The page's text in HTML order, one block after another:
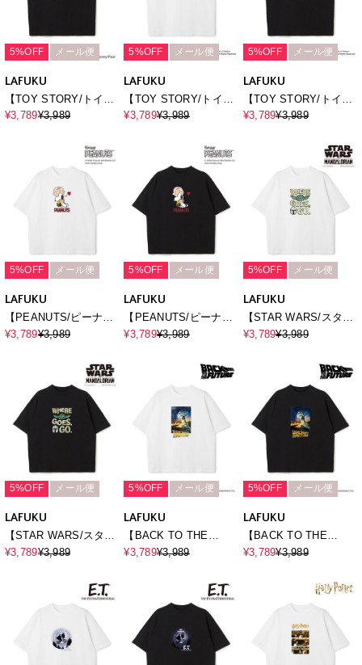
5%OFF メール便
LAFUKU
【TOY STORY/トイ・
ストーリー】エイリア
メン/半袖Tシャツ /
Over Harf Sleeve T-
shirt《UNISEX》
¥3,789¥3,989
5%OFF メール便
LAFUKU
【TOY STORY/トイ・
ストーリー】Movieグ
Over Harf Sleeve
shirt《UNISEX》
¥3,789¥3,989
5%OFF メール便
LAFUKU
【TOY STORY/トイ・
ストーリー】Movieグ
shirt《UNISEX》
¥3,789¥3,989
5%OFF メール便
LAFUKU
【PEANUTS/ピーナッ
ツ】SNOOPY/スヌー
ツ / Over Harf Sleeve
T-shirt《UNISEX》
¥3,789¥3,989
5%OFF メール便
LAFUKU
【PEANUTS/ピーナッ
ツ】SNOOPY/スヌー
ツ / Over Harf Sleeve
T-shirt《UNISEX》
¥3,789¥3,989
5%OFF メール便
LAFUKU
【STAR WARS/スター
ウォーズ】マンダロリ
グー半袖Tシャツ /
Over Harf Sleeve T-
shirt《UNISEX》
¥3,789¥3,989
5%OFF メール便
LAFUKU
【STAR WARS/スター
ウォーズ】マンダロリ
グー半袖Tシャツ /
Over Harf Sleeve T-
shirt《UNISEX》
¥3,789¥3,989
5%OFF メール便
LAFUKU
【BACK TO THE
FUTURE/バック・ト
ー】ヴィンテージライ
ク半袖Tシャツ / Over
Harf Sleeve T-
shirt《UNISEX》
¥3,789¥3,989
5%OFF メール便
LAFUKU
【BACK TO THE
FUTURE/バック・ト
ー】ヴィンテージライ
ク半袖Tシャツ / Over
Harf Sleeve T-
shirt《UNISEX》
¥3,789¥3,989